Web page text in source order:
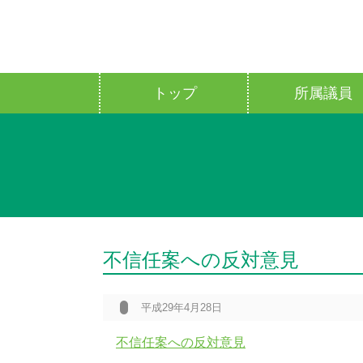
トップ 所属議員
不信任案への反対意見
平成29年4月28日
不信任案への反対意見